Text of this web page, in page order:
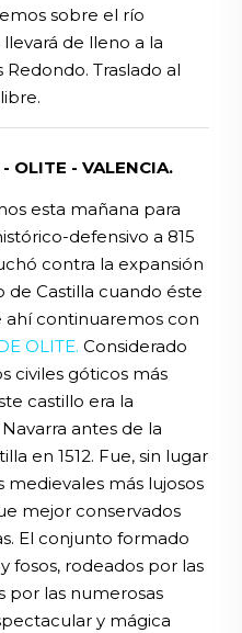
sobre el río
de lleno a la
Traslado al
OLITE - VALENCIA.
esta mañana para
defensivo a 815
contra la expansión
de Castilla cuando éste
ahí continuaremos con
OLITE. Considerado
civiles góticos más
castillo era la
antes de la
en 1512. Fue, sin lugar
medievales más lujosos
mejor conservados
El conjunto formado
fosos, rodeados por las
por las numerosas
y mágica